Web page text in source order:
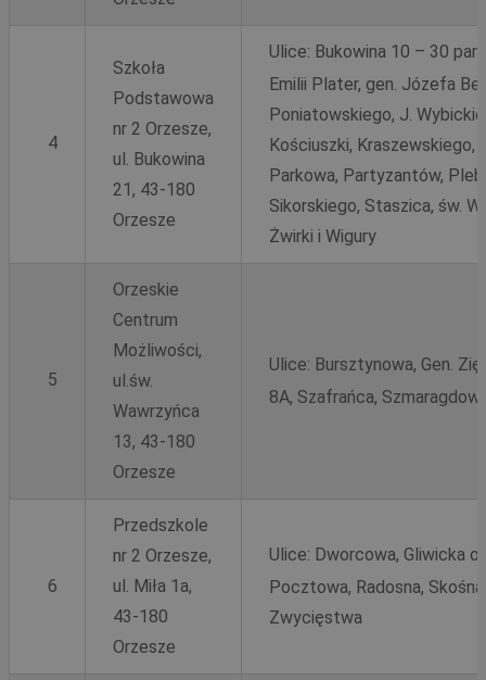
4
Szkoła
Podstawowa
nr 2 Orzesze,
ul. Bukowina
21, 43-180
Orzesze
Ulice: Bukowina 10 – 30
Emilii Plater, gen. Józefa
Poniatowskiego, J.
Kościuszki, Kraszewskiego,
Parkowa, Partyzantów,
Sikorskiego, Staszica, św.
Żwirki i Wigury
5
Orzeskie
Centrum
Możliwości,
ul.św.
Wawrzyńca
13, 43-180
Orzesze
Ulice: Bursztynowa, Gen.
8A, Szafrańca,
6
Przedszkole
nr 2 Orzesze,
ul. Miła 1a,
43-180
Orzesze
Ulice: Dworcowa, Gliwicka
Pocztowa, Radosna,
Zwycięstwa